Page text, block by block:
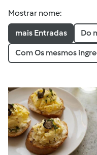
Mostrar nome:
mais Entradas Do
Com Os mesmos